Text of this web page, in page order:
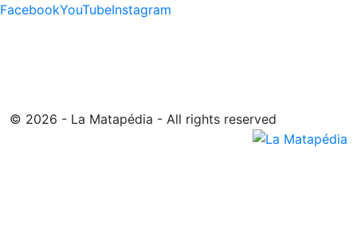
FacebookYouTubeInstagram
© 2026 - La Matapédia - All rights reserved